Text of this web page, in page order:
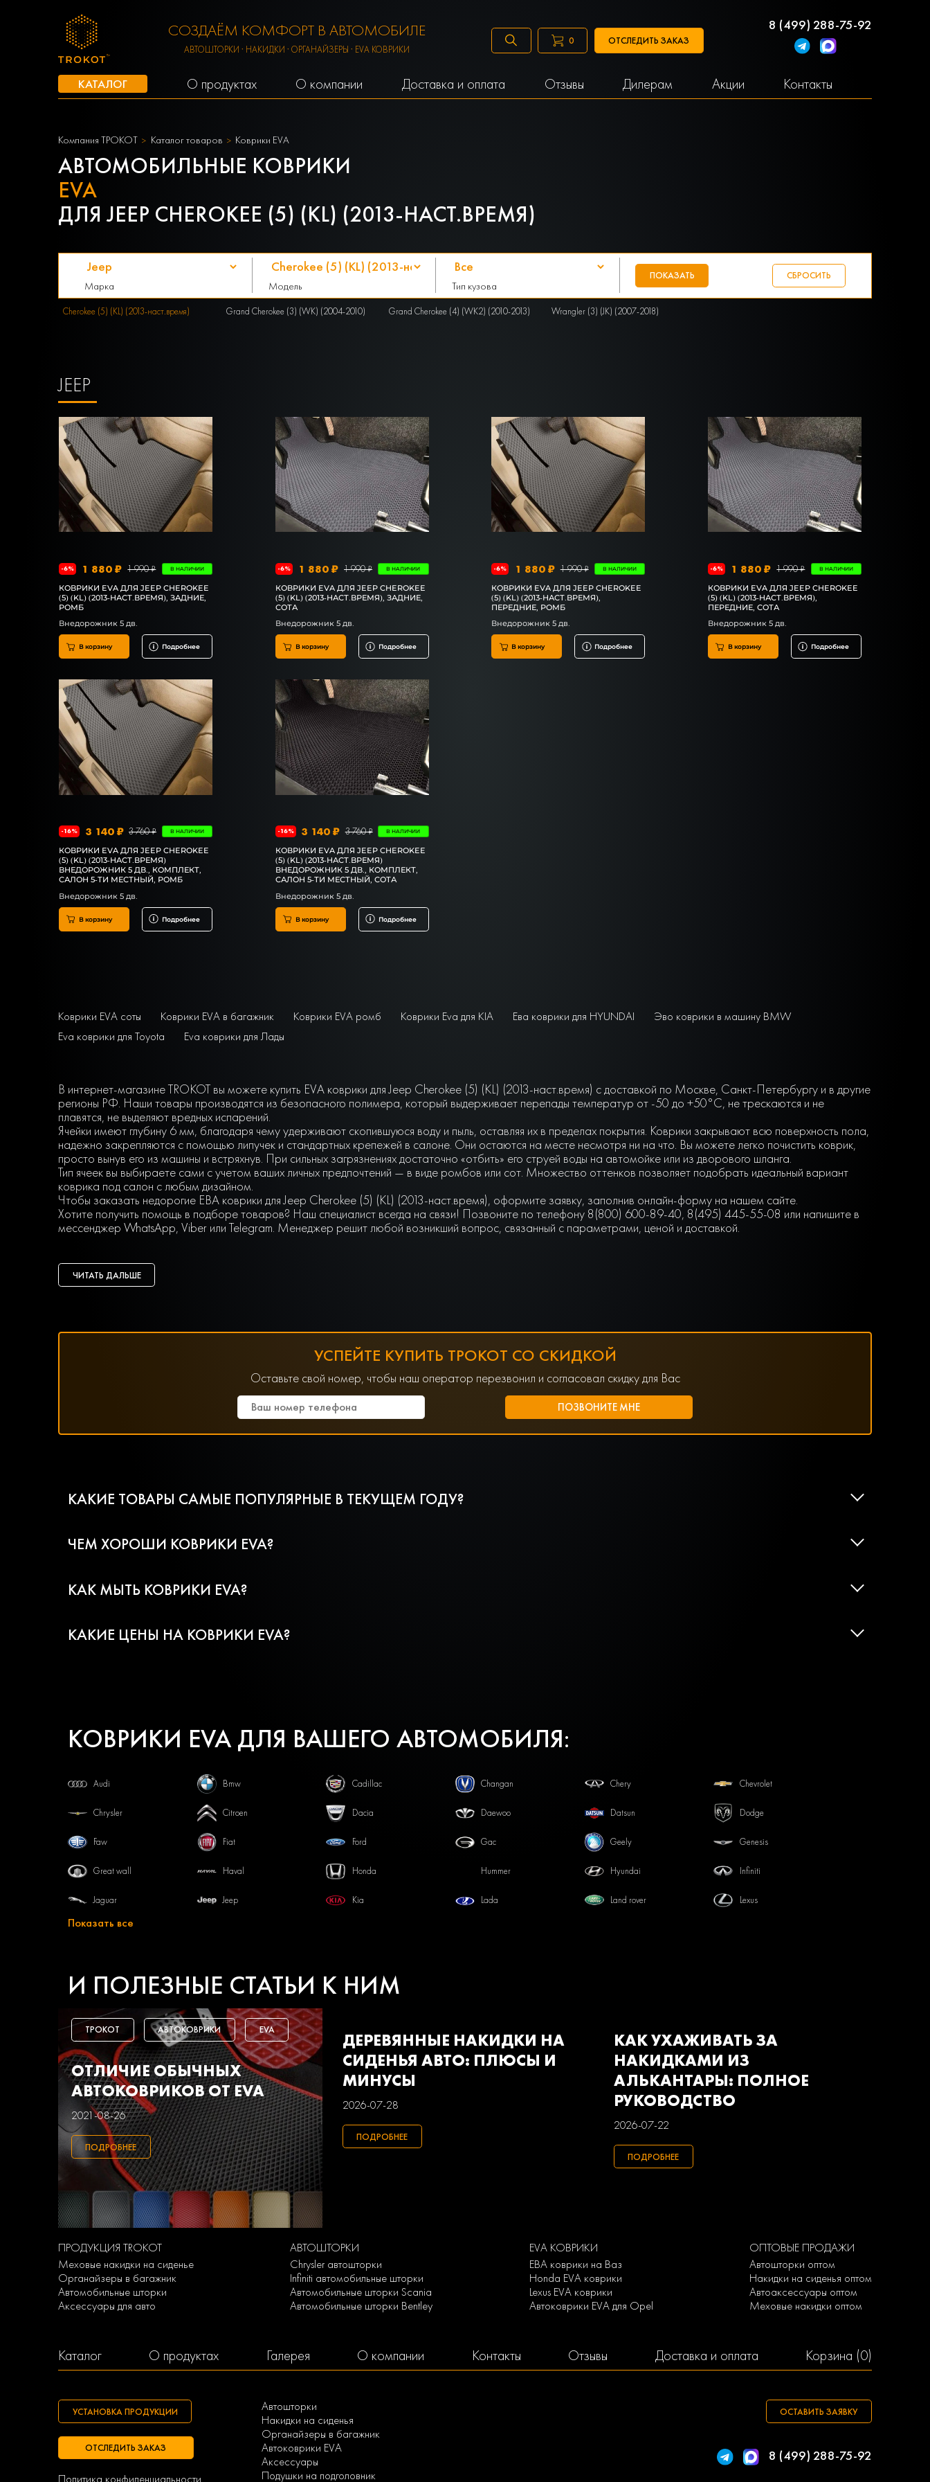
СОЗДАЁМ КОМФОРТ В АВТОМОБИЛЕ
АВТОШТОРКИ · НАКИДКИ · ОРГАНАЙЗЕРЫ · EVA КОВРИКИ
0 ОТСЛЕДИТЬ ЗАКАЗ
8 (499) 288-75-92
КАТАЛОГ О продуктах О компании Доставка и оплата Отзывы Дилерам Акции Контакты
Компания ТРОКОТ Каталог товаров Коврики EVA
АВТОМОБИЛЬНЫЕ КОВРИКИ
EVA
ДЛЯ JEEP CHEROKEE (5) (KL) (2013-НАСТ.ВРЕМЯ)
Марка Модель Тип кузова
Cherokee (5) (KL) (2013-наст.время) Grand Cherokee (3) (WK) (2004-2010) Grand Cherokee (4) (WK2) (2010-2013) Wrangler (3) (JK) (2007-2018)
JEEP
-6% 1 880 ₽ 1 990 ₽ В НАЛИЧИИ
КОВРИКИ EVA ДЛЯ JEEP CHEROKEE
(5) (KL) (2013-НАСТ.ВРЕМЯ), ЗАДНИЕ,
РОМБ
Внедорожник 5 дв.
В корзину Подробнее
-6% 1 880 ₽ 1 990 ₽ В НАЛИЧИИ
КОВРИКИ EVA ДЛЯ JEEP CHEROKEE
(5) (KL) (2013-НАСТ.ВРЕМЯ), ЗАДНИЕ,
СОТА
Внедорожник 5 дв.
В корзину Подробнее
-6% 1 880 ₽ 1 990 ₽ В НАЛИЧИИ
КОВРИКИ EVA ДЛЯ JEEP CHEROKEE
(5) (KL) (2013-НАСТ.ВРЕМЯ),
ПЕРЕДНИЕ, РОМБ
Внедорожник 5 дв.
В корзину Подробнее
-6% 1 880 ₽ 1 990 ₽ В НАЛИЧИИ
КОВРИКИ EVA ДЛЯ JEEP CHEROKEE
(5) (KL) (2013-НАСТ.ВРЕМЯ),
ПЕРЕДНИЕ, СОТА
Внедорожник 5 дв.
В корзину Подробнее
-16% 3 140 ₽ 3 760 ₽ В НАЛИЧИИ
КОВРИКИ EVA ДЛЯ JEEP CHEROKEE
(5) (KL) (2013-НАСТ.ВРЕМЯ)
ВНЕДОРОЖНИК 5 ДВ., КОМПЛЕКТ,
САЛОН 5-ТИ МЕСТНЫЙ, РОМБ
Внедорожник 5 дв.
В корзину Подробнее
-16% 3 140 ₽ 3 760 ₽ В НАЛИЧИИ
КОВРИКИ EVA ДЛЯ JEEP CHEROKEE
(5) (KL) (2013-НАСТ.ВРЕМЯ)
ВНЕДОРОЖНИК 5 ДВ., КОМПЛЕКТ,
САЛОН 5-ТИ МЕСТНЫЙ, СОТА
Внедорожник 5 дв.
В корзину Подробнее
Коврики EVA соты Коврики EVA в багажник Коврики EVA ромб Коврики Eva для KIA Ева коврики для HYUNDAI
Эво коврики в машину BMW
Eva коврики для Toyota
Eva коврики для Лады
В интернет-магазине TROKOT вы можете купить EVA коврики для Jeep Cherokee (5) (KL) (2013-наст.время) с доставкой по Москве, Санкт-Петербургу и в другие
регионы РФ. Наши товары производятся из безопасного полимера, который выдерживает перепады температур от -50 до +50°С, не трескаются и не
плавятся, не выделяют вредных испарений.
Ячейки имеют глубину 6 мм, благодаря чему удерживают скопившуюся воду и пыль, оставляя их в пределах покрытия. Коврики закрывают всю поверхность пола,
надежно закрепляются с помощью липучек и стандартных крепежей в салоне. Они остаются на месте несмотря ни на что. Вы можете легко почистить коврик,
просто вынув его из машины и встряхнув. При сильных загрязнениях достаточно «отбить» его струей воды на автомойке или из дворового шланга.
Тип ячеек вы выбираете сами с учетом ваших личных предпочтений — в виде ромбов или сот. Множество оттенков позволяет подобрать идеальный вариант
коврика под салон с любым дизайном.
Чтобы заказать недорогие ЕВА коврики для Jeep Cherokee (5) (KL) (2013-наст.время), оформите заявку, заполнив онлайн-форму на нашем сайте.
Хотите получить помощь в подборе товаров? Наш специалист всегда на связи! Позвоните по телефону 8(800) 600-89-40, 8(495) 445-55-08 или напишите в
мессенджер WhatsApp, Viber или Telegram. Менеджер решит любой возникший вопрос, связанный с параметрами, ценой и доставкой.
ЧИТАТЬ ДАЛЬШЕ
УСПЕЙТЕ КУПИТЬ ТРОКОТ СО СКИДКОЙ
Оставьте свой номер, чтобы наш оператор перезвонил и согласовал скидку для Вас
КАКИЕ ТОВАРЫ САМЫЕ ПОПУЛЯРНЫЕ В ТЕКУЩЕМ ГОДУ?
ЧЕМ ХОРОШИ КОВРИКИ EVA?
КАК МЫТЬ КОВРИКИ EVA?
КАКИЕ ЦЕНЫ НА КОВРИКИ EVA?
КОВРИКИ EVA ДЛЯ ВАШЕГО АВТОМОБИЛЯ:
Audi Bmw Cadillac Changan Chery Chevrolet
Chrysler Citroen Dacia Daewoo Datsun Dodge
Faw Fiat Ford Gac Geely Genesis
Great wall Haval Honda Hummer Hyundai Infiniti
Jaguar Jeep Kia Lada Land rover Lexus
Lifan
Skoda Smart
Toyota Uaz
Маз Тагаз
Показать все
И ПОЛЕЗНЫЕ СТАТЬИ К НИМ
ТРОКОТ АВТОКОВРИКИ EVA
ОТЛИЧИЕ ОБЫЧНЫХ
АВТОКОВРИКОВ ОТ EVA
2021-08-26
ПОДРОБНЕЕ
ДЕРЕВЯННЫЕ НАКИДКИ НА
СИДЕНЬЯ АВТО: ПЛЮСЫ И
МИНУСЫ
2026-07-28
ПОДРОБНЕЕ
КАК УХАЖИВАТЬ ЗА
НАКИДКАМИ ИЗ
АЛЬКАНТАРЫ: ПОЛНОЕ
РУКОВОДСТВО
2026-07-22
ПОДРОБНЕЕ
ПРОДУКЦИЯ TROKOT
Меховые накидки на сиденье
Органайзеры в багажник
Автомобильные шторки
Аксессуары для авто
АВТОШТОРКИ
Chrysler автошторки
Infiniti автомобильные шторки
Автомобильные шторки Scania
Автомобильные шторки Bentley
EVA КОВРИКИ
ЕВА коврики на Ваз
Honda EVA коврики
Lexus EVA коврики
Автоковрики EVA для Opel
ОПТОВЫЕ ПРОДАЖИ
Автошторки оптом
Накидки на сиденья оптом
Автоаксессуары оптом
Меховые накидки оптом
Каталог О продуктах Галерея О компании Контакты Отзывы Доставка и оплата Корзина (0)
УСТАНОВКА ПРОДУКЦИИ
ОТСЛЕДИТЬ ЗАКАЗ
Политика конфиденциальности
Автошторки
Накидки на сиденья
Органайзеры в багажник
Автоковрики EVA
Аксессуары
Подушки на подголовник
ОСТАВИТЬ ЗАЯВКУ
8 (499) 288-75-92